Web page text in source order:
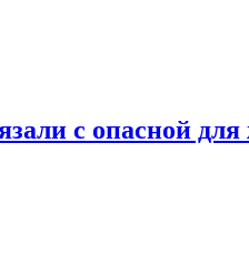
с опасной